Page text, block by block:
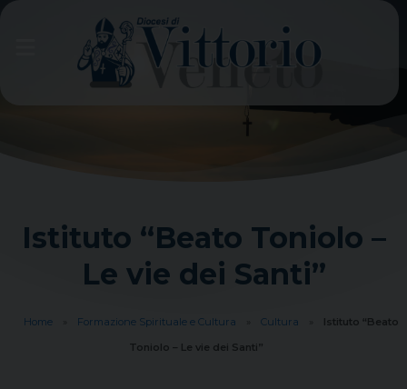
Istituto “Beato Toniolo –
Le vie dei Santi”
Home Formazione Spirituale e Cultura Cultura
Istituto “Beato
Toniolo – Le vie dei Santi”